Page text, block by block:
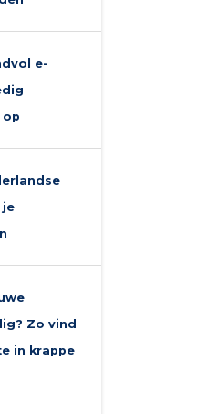
e-
op
je
Zo vind
in krappe